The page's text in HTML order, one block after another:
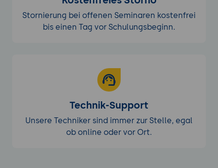
Stornierung bei offenen Seminaren kostenfrei
bis einen Tag vor Schulungsbeginn.
Technik-Support
Unsere Techniker sind immer zur Stelle, egal
ob online oder vor Ort.